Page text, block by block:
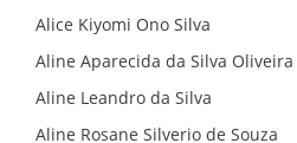
NOTÍCIAS
VÍDEOS
Alice Kiyomi Ono Silva
Aline Aparecida da Silva Oliveira
Aline Leandro da Silva
Aline Rosane Silverio de Souza